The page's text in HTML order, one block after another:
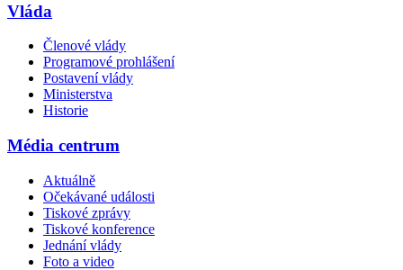
Vláda
Členové vlády
Programové prohlášení
Postavení vlády
Ministerstva
Historie
Média centrum
Aktuálně
Očekávané události
Tiskové zprávy
Tiskové konference
Jednání vlády
Foto a video